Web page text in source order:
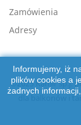
Zamówienia
Adresy
Informujemy, iż
plików cookies a
żadnych
©2025 Kamir sp.j.
dla balkonów i